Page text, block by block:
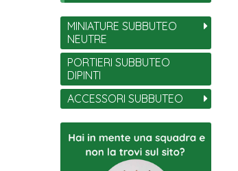
MINIATURE SUBBUTEO
NEUTRE
PORTIERI SUBBUTEO
DIPINTI
ACCESSORI SUBBUTEO